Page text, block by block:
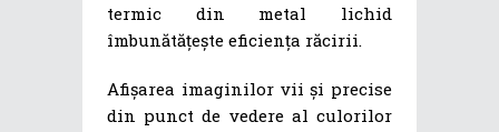
termic din metal lichid
îmbunătățește eficiența răcirii.
Afișarea imaginilor vii și precise
din punct de vedere al culorilor